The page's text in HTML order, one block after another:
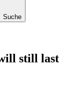
Suche
still last